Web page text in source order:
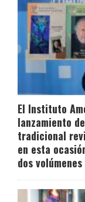
El Instituto
lanzamiento
tradicional
en esta
dos